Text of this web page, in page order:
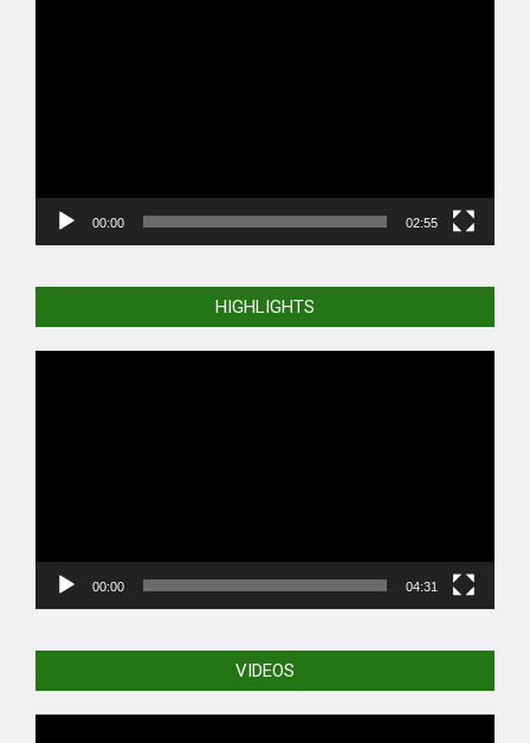
00:00 02:55
HIGHLIGHTS
00:00 04:31
VIDEOS